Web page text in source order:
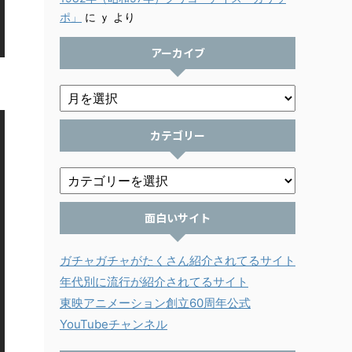
ポ」
に ｙ より
アーカイブ
カテゴリー
面白いサイト
ガチャガチャがたくさん紹介されてるサイト
年代別に流行が紹介されてるサイト
東映アニメーション創立60周年公式
YouTubeチャンネル